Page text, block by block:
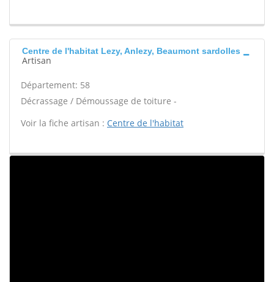
Centre de l'habitat Lezy, Anlezy, Beaumont sardolles
Artisan
Département: 58
Décrassage / Démoussage de toiture -
Voir la fiche artisan : Centre de l'habitat